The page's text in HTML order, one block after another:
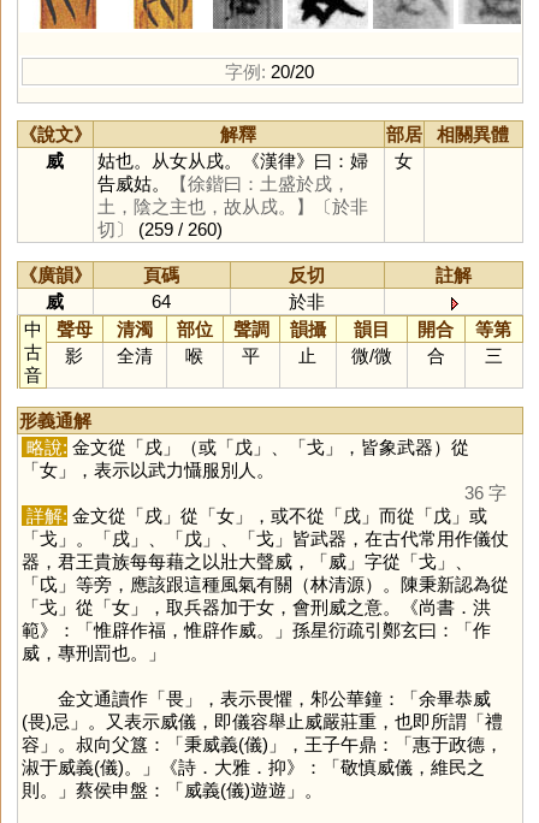
字例: 20/20
《說文》 解釋 部居
相關異體
威
姑也。从女从戌。《漢律》曰：婦
告威姑。
【徐鍇曰：土盛於戌，
土，陰之主也，故从戌。】
〔於非
切〕
(259 / 260)
女
《廣韻》 頁碼 反切
註解
威
64
於非
中
古
音
聲母 清濁 部位 聲調 韻攝 韻目 開合
等第
影
全清 喉 平 止 微/微 合 三
形義通解
略說: 金文從「戌」（或「戊」、「戈」，皆象武器）從
「女」，表示以武力懾服別人。
36 字
詳解: 金文從「戌」從「女」，或不從「戌」而從「戊」或
「戈」。「戌」、「戊」、「戈」皆武器，在古代常用作儀仗
器，君王貴族每每藉之以壯大聲威，「威」字從「戈」、
「戉」等旁，應該跟這種風氣有關（林清源）。陳秉新認為從
「戈」從「女」，取兵器加于女，會刑威之意。《尚書．洪
範》：「惟辟作福，惟辟作威。」孫星衍疏引鄭玄曰：「作
威，專刑罰也。」
金文通讀作「畏」，表示畏懼，邾公華鐘：「余畢恭威
(畏)忌」。又表示威儀，即儀容舉止威嚴莊重，也即所謂「禮
容」。叔向父簋：「秉威義(儀)」，王子午鼎：「惠于政德，
淑于威義(儀)。」《詩．大雅．抑》：「敬慎威儀，維民之
則。」蔡侯申盤：「威義(儀)遊遊」。